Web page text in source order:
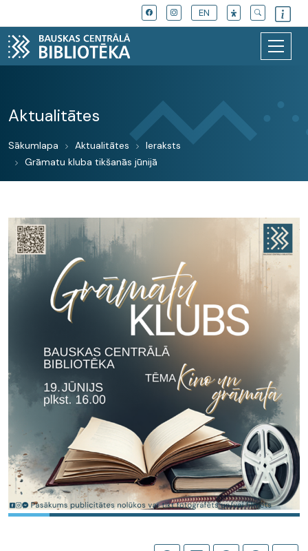
EN
Aktualitātes
Sākumlapa Aktualitātes
Ieraksts
Grāmatu kluba tikšanās jūnijā